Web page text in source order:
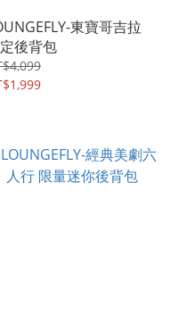
東寶哥吉拉
後背包